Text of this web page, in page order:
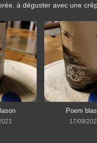
à déguster avec une
Poem
17/09/